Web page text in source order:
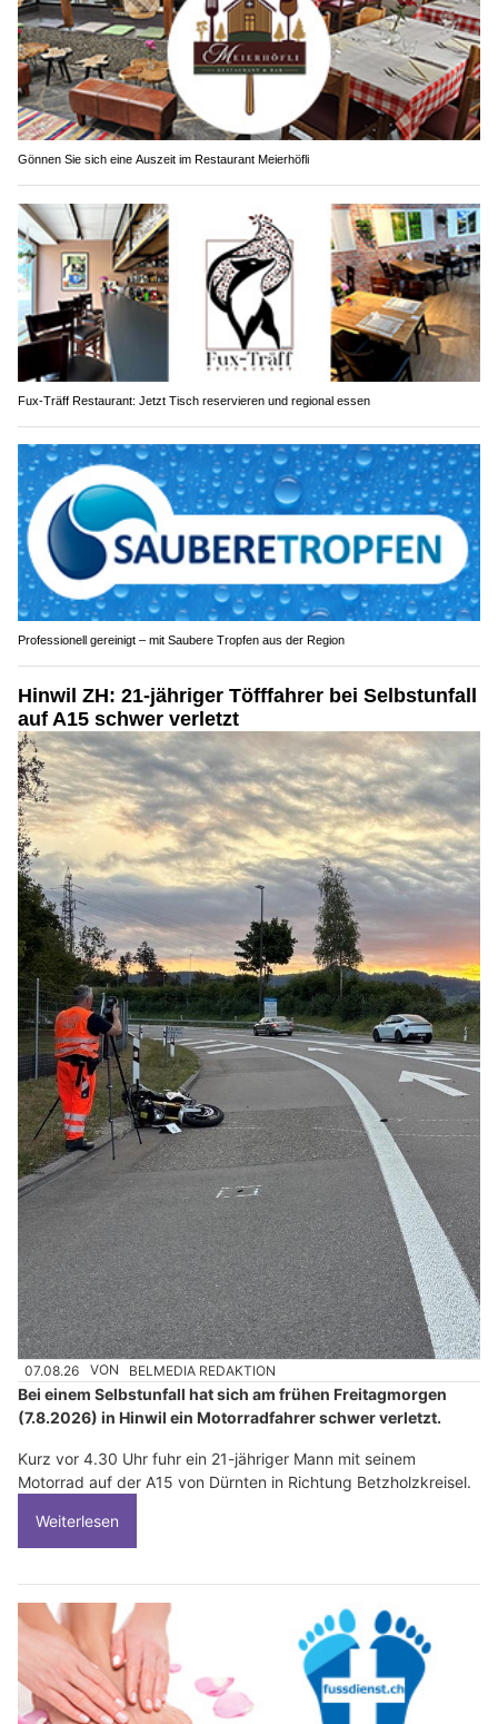
Gönnen Sie sich eine Auszeit im Restaurant Meierhöfli
Fux-Träff Restaurant: Jetzt Tisch reservieren und regional essen
Professionell gereinigt – mit Saubere Tropfen aus der Region
Hinwil ZH: 21-jähriger Töfffahrer bei Selbstunfall
auf A15 schwer verletzt
07.08.26 VON BELMEDIA REDAKTION
Bei einem Selbstunfall hat sich am frühen Freitagmorgen
(7.8.2026) in Hinwil ein Motorradfahrer schwer verletzt.
Kurz vor 4.30 Uhr fuhr ein 21-jähriger Mann mit seinem
Motorrad auf der A15 von Dürnten in Richtung Betzholzkreisel.
Weiterlesen